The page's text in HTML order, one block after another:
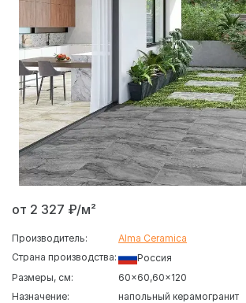
от 2 327 ₽/м²
Производитель:
Alma Ceramica
Страна производства:
Россия
Размеры, см:
60x60 60x120
Назначение:
напольный керамогранит